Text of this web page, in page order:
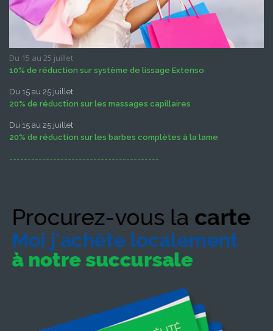
Du 15 au 25 juillet
10% de réduction sur système de lissage Extenso
Du 15 au 25 juillet
20% de réduction sur les massages capillaires
Du 15 au 25 juillet
20% de réduction sur les barbes complètes à la lame
-----------------------------------------